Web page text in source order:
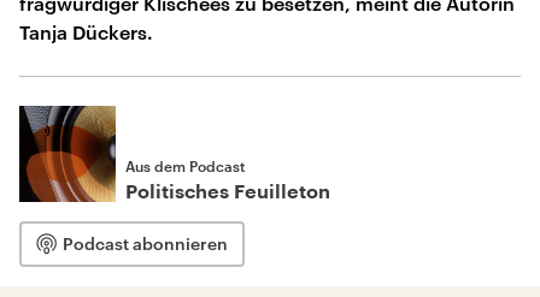
Tanja Dückers.
Aus dem Podcast
Politisches Feuilleton
Podcast abonnieren